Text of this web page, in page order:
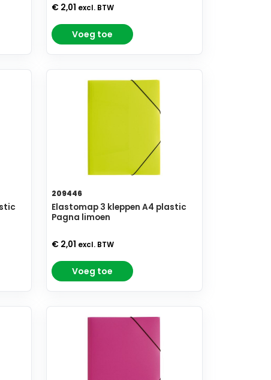
€ 2,01 excl. BTW
Voeg toe
209446
Elastomap 3 kleppen A4 plastic
Pagna limoen
€ 2,01 excl. BTW
Voeg toe